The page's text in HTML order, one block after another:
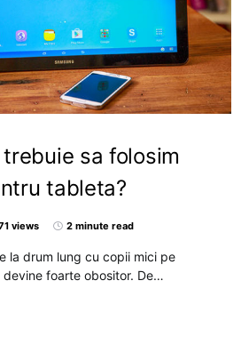
sa folosim
tableta?
views 2 minute read
la drum lung cu copii mici pe
foarte obositor. De…